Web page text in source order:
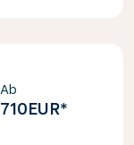
Ab
710EUR*